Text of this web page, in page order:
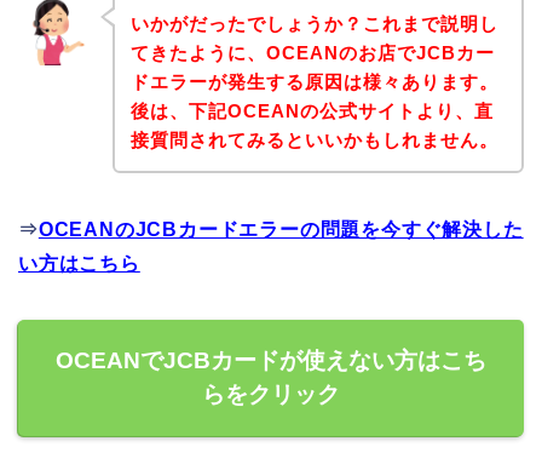
いかがだったでしょうか？これまで説明し
てきたように、OCEANのお店でJCBカー
ドエラーが発生する原因は様々あります。
後は、下記OCEANの公式サイトより、直
接質問されてみるといいかもしれません。
⇒OCEANのJCBカードエラーの問題を今すぐ解決した
い方はこちら
OCEANでJCBカードが使えない方はこち
らをクリック